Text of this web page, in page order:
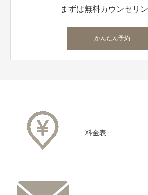
まずは無料カウンセリ
かんたん予約
料金表